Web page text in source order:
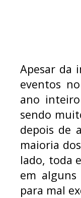
Apesar da
eventos
ano
sendo
depois de
maioria
lado, toda
em alguns
para mal